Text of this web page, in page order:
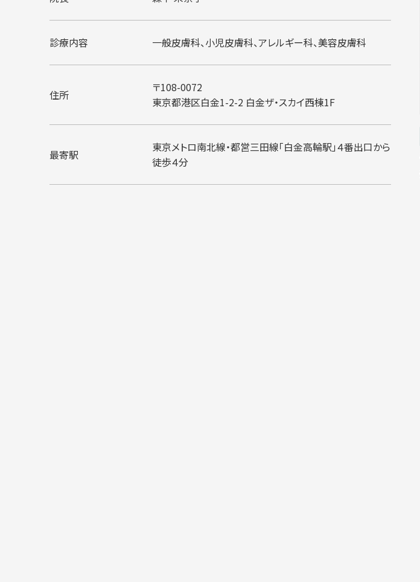
診療内容 一般皮膚科、小児皮膚科、アレルギー科、美容皮膚科
住所
〒108-0072
東京都港区白金1-2-2 白金ザ・スカイ西棟1F
最寄駅
東京メトロ南北線・都営三田線「白金高輪駅」４番出口から
徒歩４分